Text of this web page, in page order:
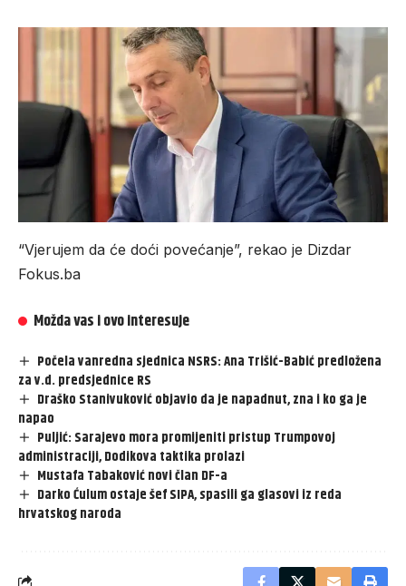
“Vjerujem da će doći povećanje”, rekao je Dizdar
Fokus.ba
Možda vas i ovo interesuje
Počela vanredna sjednica NSRS: Ana Trišić-Babić predložena
za v.d. predsjednice RS
Draško Stanivuković objavio da je napadnut, zna i ko ga je
napao
Puljić: Sarajevo mora promijeniti pristup Trumpovoj
administraciji, Dodikova taktika prolazi
Mustafa Tabaković novi član DF-a
Darko Ćulum ostaje šef SIPA, spasili ga glasovi iz reda
hrvatskog naroda